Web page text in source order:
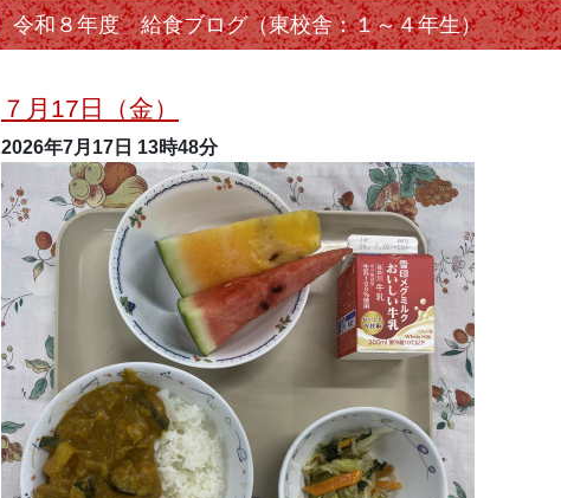
令和８年度 給食ブログ（東校舎：１～４年生）
７月17日（金）
2026年7月17日 13時48分